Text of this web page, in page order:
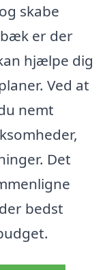
skabe
er der
hjælpe dig
Ved at
nemt
Det
bedst